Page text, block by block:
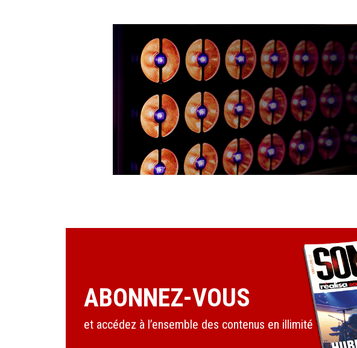
ABONNEZ-VOUS
et accédez à l’ensemble des contenus en illimité